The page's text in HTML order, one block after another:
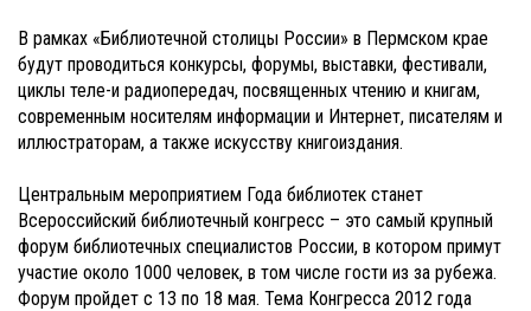
В рамках «Библиотечной столицы России» в Пермском крае
будут проводиться конкурсы, форумы, выставки, фестивали,
циклы теле-и радиопередач, посвященных чтению и книгам,
современным носителям информации и Интернет, писателям и
иллюстраторам, а также искусству книгоиздания.
Центральным мероприятием Года библиотек станет
Всероссийский библиотечный конгресс – это самый крупный
форум библиотечных специалистов России, в котором примут
участие около 1000 человек, в том числе гости из за рубежа.
Форум пройдет с 13 по 18 мая. Тема Конгресса 2012 года